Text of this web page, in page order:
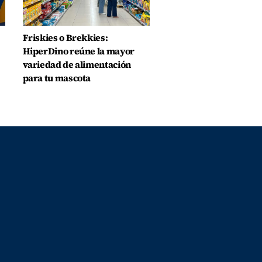
Friskies o Brekkies:
HiperDino reúne la mayor
variedad de alimentación
para tu mascota